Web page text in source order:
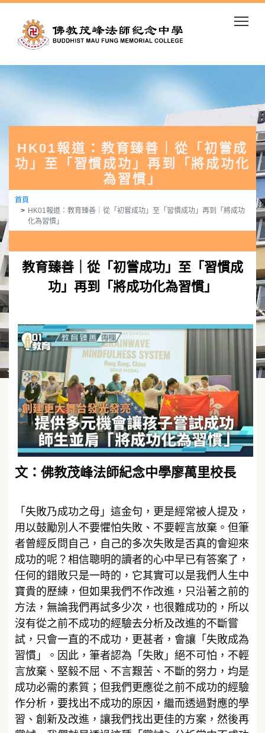
HK01報道：教育臻善｜從「初嘗成
功」至「習慣成功」再到「將成功化
為習慣」
首頁
HK01報道：教育臻善｜從「初嘗成功」至「習慣成功」再到「將成功
化為習慣」
教育臻善｜從「初嘗成功」至「習慣成
功」再到「將成功化為習慣」
文：佛教茂峰法師紀念中學廖萬里校長
「失敗乃成功之母」這金句，更是經常被人提及，
用以鼓勵別人不要懼怕失敗、不要輕言放棄。但筆
者曾經反問自己，自己的多次失敗是否真的會迎來
成功的呢？相信聰明的讀者的心中早已有答案了，
任何的錯敗只是一時的，它其實可以是我們人生中
寶貴的歷練，但如果我們不作改進，只沿著之前的
方法，無論我們再試多少次，也很難成功的，所以
沒有從之前不成功的經驗去分析及改進的不斷嘗
試，只會一直的不成功，更甚者，會讓「失敗成為
習慣」。因此，筆者認為「失敗」絕不可怕，不輕
言放棄、堅毅不屈、不言艱苦、不斷的努力，均是
成功必需的素質；但我們更應從之前不成功的經驗
作分析，要找出不成功的原因，繼而透過對應的學
習、創新及改進，讓我們找出更佳的方案，然後再